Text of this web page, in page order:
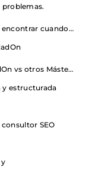
problemas.
El Máster SEO que me hubiera gustado encontrar cuando empecé
Comparativa: Máster SEO de VisibilidadOn vs otros Másteres SEO de España
y estructurada
SEO